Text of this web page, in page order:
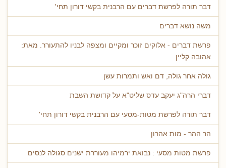
דבר תורה לפרשת דברים עם הרבנית בקשי דורון תחי'
משה נושא דברים
פרשת דברים - אלוקים זוכר ומקיים ומצפה לבניו להתעורר. מאת:
אהובה קליין
גולה אחר גולה, דם ואש ותמרות עשן
דברי הרה"ג יעקב עדס שליט"א על קדושת השבת
דבר תורה לפרשת מטות-מסעי עם הרבנית בקשי דורון תחי'
הר ההר - מות אהרון
פרשת מטות מסעי : נבואת ירמיהו מעוררת ישנים סגולה לנסים